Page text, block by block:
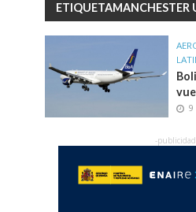
ETIQUETAMANCHESTER